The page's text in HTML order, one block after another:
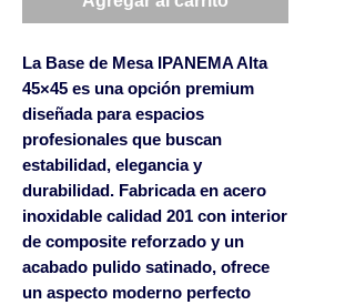
La Base de Mesa IPANEMA Alta
45×45 es una opción premium
diseñada para espacios
profesionales que buscan
estabilidad, elegancia y
durabilidad. Fabricada en acero
inoxidable calidad 201 con interior
de composite reforzado y un
acabado pulido satinado, ofrece
un aspecto moderno perfecto